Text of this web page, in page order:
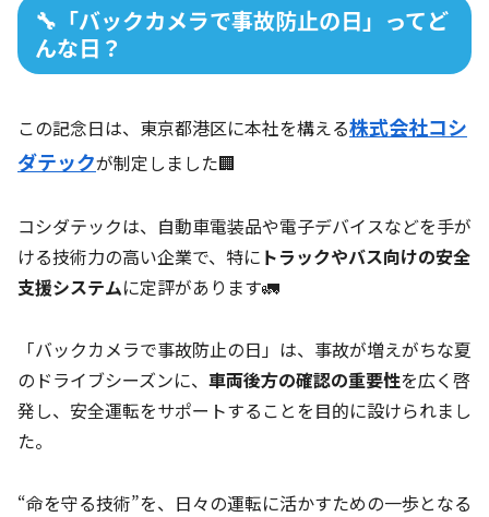
🔧「バックカメラで事故防止の日」ってど
んな日？
この記念日は、東京都港区に本社を構える株式会社コシ
ダテックが制定しました🏢
コシダテックは、自動車電装品や電子デバイスなどを手が
ける技術力の高い企業で、特に トラックやバス向けの安全
支援システムに定評があります🚛
「バックカメラで事故防止の日」は、事故が増えがちな夏
のドライブシーズンに、 車両後方の確認の重要性を広く啓
発し、安全運転をサポートすることを目的に設けられまし
た。
“命を守る技術”を、日々の運転に活かすための一歩となる